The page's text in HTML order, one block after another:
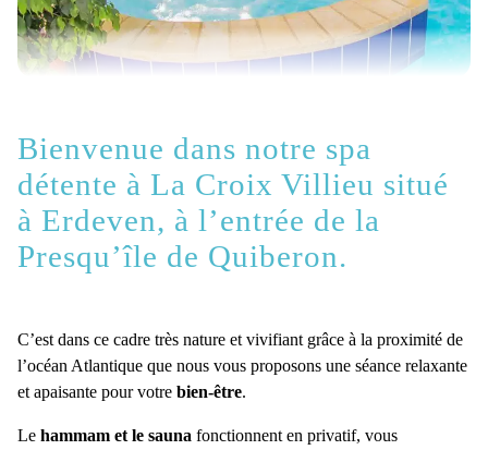
Bienvenue dans notre spa
détente à La Croix Villieu situé
à Erdeven, à l’entrée de la
Presqu’île de Quiberon.
C’est dans ce cadre très nature et vivifiant grâce à la proximité de
l’océan Atlantique que nous vous proposons une séance relaxante
et apaisante pour votre bien-être.
Le hammam et le sauna fonctionnent en privatif, vous